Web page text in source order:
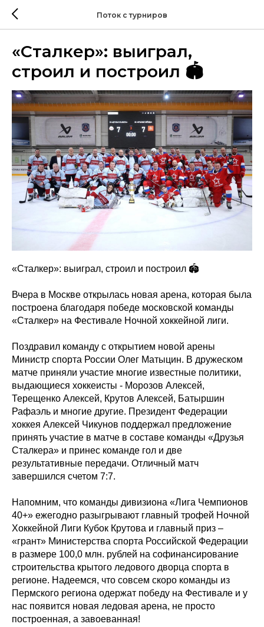
Поток с турниров
«Сталкер»: выиграл,
строил и построил 🏟
«Сталкер»: выиграл, строил и построил 🏟
Вчера в Москве открылась новая арена, которая была
построена благодаря победе московской команды
«Сталкер» на Фестивале Ночной хоккейной лиги.
Поздравил команду с открытием новой арены
Министр спорта России Олег Матыцин. В дружеском
матче приняли участие многие известные политики,
выдающиеся хоккеисты - Морозов Алексей,
Терещенко Алексей, Крутов Алексей, Батыршин
Рафаэль и многие другие. Президент Федерации
хоккея Алексей Чикунов поддержал предложение
принять участие в матче в составе команды «Друзья
Сталкера» и принес команде гол и две
результативные передачи. Отличный матч
завершился счетом 7:7.
Напомним, что команды дивизиона «Лига Чемпионов
40+» ежегодно разыгрывают главный трофей Ночной
Хоккейной Лиги Кубок Крутова и главный приз –
«грант» Министерства спорта Российской Федерации
в размере 100,0 млн. рублей на софинансирование
строительства крытого ледового дворца спорта в
регионе. Надеемся, что совсем скоро команды из
Пермского региона одержат победу на Фестивале и у
нас появится новая ледовая арена, не просто
построенная, а завоеванная!